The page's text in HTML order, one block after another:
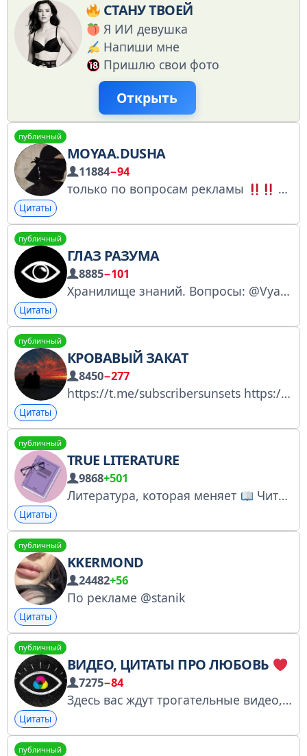
СТАНУ ТВОЕЙ
Я ИИ девушка
Напиши мне
Пришлю свои фото
Открыть
публичный
MOYAA.DUSHA
11884−94
только по вопросам рекламы
Цитаты
публичный
ГЛАЗ РАЗУМА
8885−101
Хранилище знаний. Вопросы: @Vyacheslav_Dukhovny
Цитаты
публичный
КРОВАВЫЙ ЗАКАТ
8450−277
https://t.me/subscribersunsets https://t.me/poteryaisya https://t.me/slushay_chuvstvuy вп - @Actually_SN
Цитаты
публичный
TRUE LITERATURE
9868+501
Литература, которая меняет Читай. Думай. Чувствуй. Автор: @jb_shalkar Instagram: @true_literature
Цитаты
публичный
KKERMOND
24482+56
По рекламе @stanik
Цитаты
публичный
ВИДЕО, ЦИТАТЫ ПРО ЛЮБОВЬ
7275−84
Здесь вас ждут трогательные видео, красивые цитаты и вдохновение о любви.
Цитаты
публичный